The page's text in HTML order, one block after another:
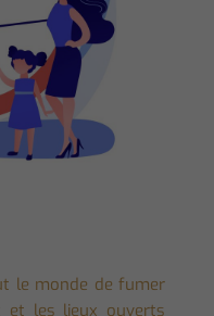
le monde de fumer
et les lieux ouverts